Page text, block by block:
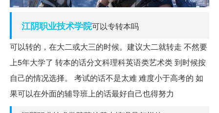
江阴职业技术学院可以专转本吗
可以转的，在大二或大三的时候。建议大二就转走 不然要
上5年大学了 转本的话分文科理科英语类艺术类 到时候按
自己的情况选择。 考试的话不是太难 难度小于高考的 如
果可以在外面的辅导班上的话最好自己也得努力